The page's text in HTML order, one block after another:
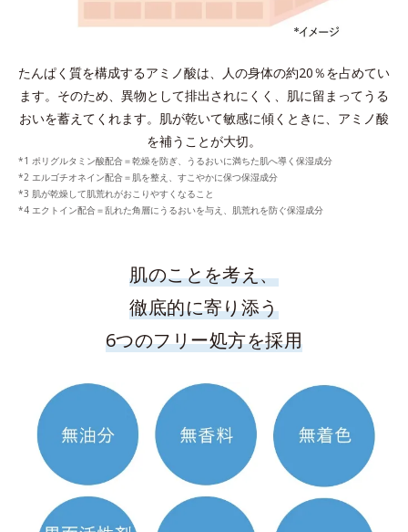
たんぱく質を構成するアミノ酸は、人の身体の約20％を占めてい
ます。 そのため、異物として排出されにくく、肌に留まってうる
おいを蓄えてくれます。 肌が乾いて敏感に傾くときに、アミノ酸
を補うことが大切。
*1 ポリグルタミン酸配合＝乾燥を防ぎ、うるおいに満ちた肌へ導く保湿成分
*2 エルゴチオネイン配合＝肌を整え、すこやかに保つ保湿成分
*3 肌が乾燥して肌荒れがおこりやすくなること
*4 エクトイン配合＝乱れた角層にうるおいを与え、肌荒れを防ぐ保湿成分
肌のことを考え、
徹底的に寄り添う
6つのフリー処方を採用